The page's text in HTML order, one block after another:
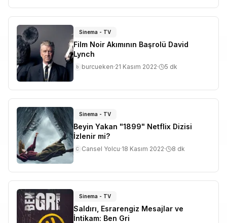
Sinema - TV
Film Noir Akımının Başrolü David
Lynch
b burcueken·21 Kasım 2022· 5 dk
Sinema - TV
Beyin Yakan "1899" Netflix Dizisi
İzlenir mi?
C Cansel Yolcu·18 Kasım 2022· 8 dk
Sinema - TV
Saldırı, Esrarengiz Mesajlar ve
İntikam: Ben Gri